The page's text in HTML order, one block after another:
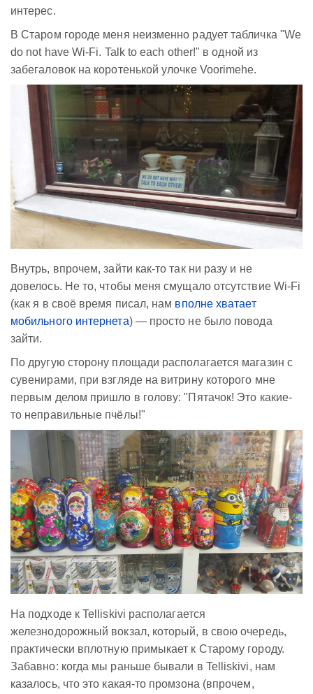
интерес.
В Старом городе меня неизменно радует табличка "We
do not have Wi-Fi. Talk to each other!" в одной из
забегаловок на коротенькой улочке Voorimehe.
Внутрь, впрочем, зайти как-то так ни разу и не
довелось. Не то, чтобы меня смущало отсутствие Wi-Fi
(как я в своё время писал, нам вполне хватает
мобильного интернета) — просто не было повода
зайти.
По другую сторону площади располагается магазин с
сувенирами, при взгляде на витрину которого мне
первым делом пришло в голову: "Пятачок! Это какие-
то неправильные пчёлы!"
На подходе к Telliskivi располагается
железнодорожный вокзал, который, в свою очередь,
практически вплотную примыкает к Старому городу.
Забавно: когда мы раньше бывали в Telliskivi, нам
казалось, что это какая-то промзона (впрочем,